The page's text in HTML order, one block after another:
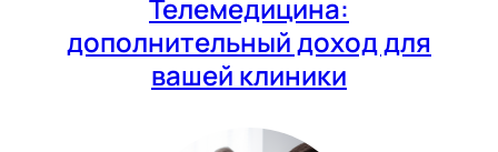
Телемедицина:
дополнительный доход для
вашей клиники